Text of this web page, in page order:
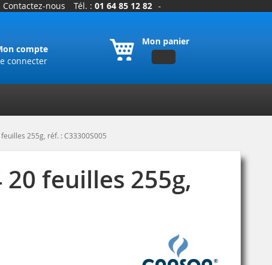
Contactez-nous Tél. : 01 64 85 12 82 -
Mon panier
compte
connecter
255g, réf. : C33300S005
20 feuilles 255g,